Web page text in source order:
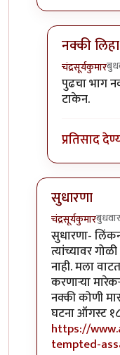
नक्की लिहा
चंद्रसूर्यकुमार
In reply to
पुढचा भाग
टाकेन.
प्रतिसाद
सुधारणा
चंद्रसूर्यकुमार
In reply to
सुधारणा-
त्यांच्यावर
नाही. मला
करणार्‍या
नक्की कोणी
घटना ऑगस्ट
https://
tempted-